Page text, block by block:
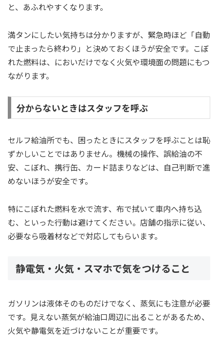
と、あふれやすくなります。
満タンにしたい気持ちは分かりますが、緊急時ほど「自動
で止まったら終わり」と決めておくほうが安全です。こぼ
れた燃料は、においだけでなく火気や環境面の問題にもつ
ながります。
分からないときはスタッフを呼ぶ
セルフ給油所でも、困ったときにスタッフを呼ぶことは恥
ずかしいことではありません。機械の操作、誤給油の不
安、こぼれ、携行缶、カード詰まりなどは、自己判断で進
めないほうが安全です。
特にこぼれた燃料を水で流す、布で拭いて車内へ持ち込
む、といった行動は避けてください。店舗の指示に従い、
必要なら吸着材などで対応してもらいます。
静電気・火気・スマホで気をつけること
ガソリンは液体そのものだけでなく、蒸気にも注意が必要
です。見えない蒸気が給油口周辺に出ることがあるため、
火気や静電気を近づけないことが重要です。